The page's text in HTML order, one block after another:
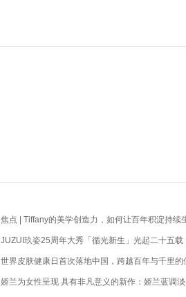
焦点 | Tiffany的美学创造力，如何让百年积淀持续
长？
JUZUI玖姿25周年大秀「循光新生」光起二十五载
启新生优雅
世界皮肤健康日首次落地中国，跨越百年与千里的
必达
娇兰为女性呈现 具有非凡意义的新作：娇兰蓝调